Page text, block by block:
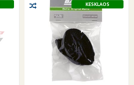
KESKLAOS